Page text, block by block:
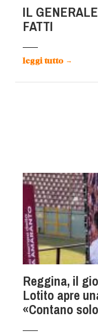
IL
FATTI
leggi tutto →
Reggina, il
Lotito apre
«Contano